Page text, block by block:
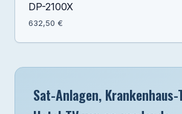
DP-2100X
632,50 €
Sat-Anlagen, Krankenhaus-